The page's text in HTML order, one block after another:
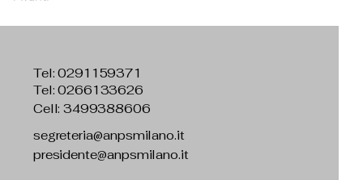
Tel:0291159371
Tel: 0266133626
Cell: 3499388606
segreteria@anpsmilano.it
presidente@anpsmilano.it